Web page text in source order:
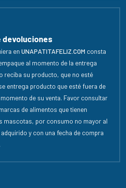
devoluciones
en UNAPATITAFELIZ.COM consta
al momento de la entrega
reciba su producto, que no esté
entrega producto que esté fuera de
de su venta. Favor consultar
de alimentos que tienen
mascotas, por consumo no mayor al
y con una fecha de compra